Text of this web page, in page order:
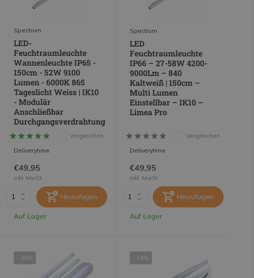
Spectrum
LED-
Feuchtraumleuchte
Wannenleuchte IP65 -
150cm - 52W 9100
Lumen - 6000K 865
Tageslicht Weiss | IK10
- Modulär
Anschließbar
Durchgangsverdrahtung
Vergleichen
Deliverytime
€49,95
inkl. MwSt.
Hinzufügen
Auf Lager
Spectrum
LED
Feuchtraumleuchte
IP66 – 27-58W 4200-
9000Lm – 840
Kaltweiß | 150cm –
Multi Lumen
Einstellbar – IK10 –
Limea Pro
Vergleichen
Deliverytime
€49,95
inkl. MwSt.
Hinzufügen
Auf Lager
- 25% - 14%